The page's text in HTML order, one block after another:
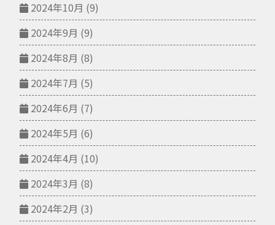
2024年10月 (9)
2024年9月 (9)
2024年8月 (8)
2024年7月 (5)
2024年6月 (7)
2024年5月 (6)
2024年4月 (10)
2024年3月 (8)
2024年2月 (3)